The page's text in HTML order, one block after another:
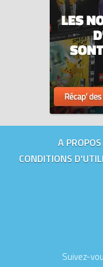
A
CONDITIONS
Suivez-